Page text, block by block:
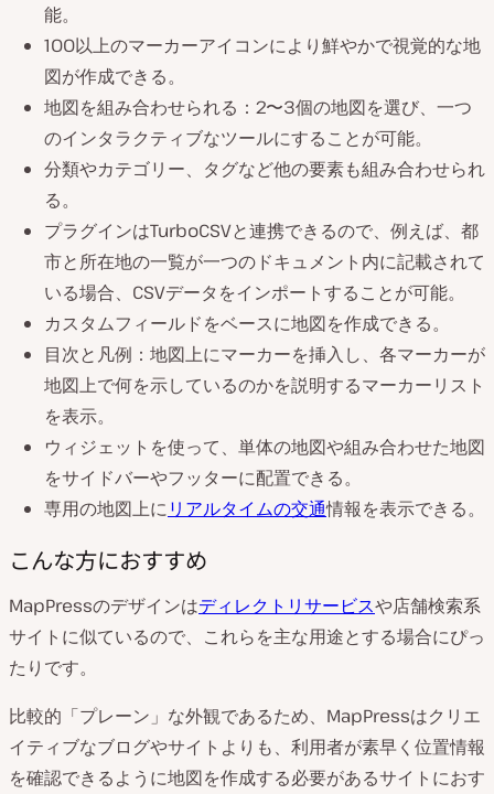
能。
100以上のマーカーアイコンにより鮮やかで視覚的な地
図が作成できる。
地図を組み合わせられる：2〜3個の地図を選び、一つ
のインタラクティブなツールにすることが可能。
分類やカテゴリー、タグなど他の要素も組み合わせられ
る。
プラグインはTurboCSVと連携できるので、例えば、都
市と所在地の一覧が一つのドキュメント内に記載されて
いる場合、CSVデータをインポートすることが可能。
カスタムフィールドをベースに地図を作成できる。
目次と凡例：地図上にマーカーを挿入し、各マーカーが
地図上で何を示しているのかを説明するマーカーリスト
を表示。
ウィジェットを使って、単体の地図や組み合わせた地図
をサイドバーやフッターに配置できる。
専用の地図上にリアルタイムの交通情報を表示できる。
こんな方におすすめ
MapPressのデザインはディレクトリサービスや店舗検索系
サイトに似ているので、これらを主な用途とする場合にぴっ
たりです。
比較的「プレーン」な外観であるため、MapPressはクリエ
イティブなブログやサイトよりも、利用者が素早く位置情報
を確認できるように地図を作成する必要があるサイトにおす